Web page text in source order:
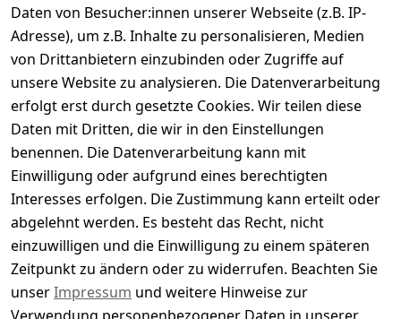
Durchschnittliche Bewertung
0
Basierend auf 0 Bewertung(en)
Bewertung abgeben
5
( 0 )
4
( 0 )
3
( 0 )
2
( 0 )
1
( 0 )
Es hat noch niemand eine Bewertung für diesen
Artikel abgegeben
Daten von Besucher:innen unserer Webseite (z.B. IP-
Adresse), um z.B. Inhalte zu personalisieren, Medien
von Drittanbietern einzubinden oder Zugriffe auf
unsere Website zu analysieren. Die Datenverarbeitung
erfolgt erst durch gesetzte Cookies. Wir teilen diese
Daten mit Dritten, die wir in den Einstellungen
benennen. Die Datenverarbeitung kann mit
Einwilligung oder aufgrund eines berechtigten
Interesses erfolgen. Die Zustimmung kann erteilt oder
abgelehnt werden. Es besteht das Recht, nicht
einzuwilligen und die Einwilligung zu einem späteren
Zeitpunkt zu ändern oder zu widerrufen. Beachten Sie
unserImpressum und weitere Hinweise zur